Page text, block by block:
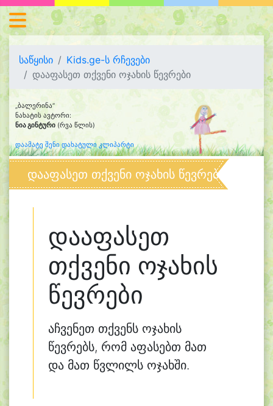
საწყისი
Kids.ge-ს რჩევები
დააფასეთ თქვენი ოჯახის წევრები
„ბალერინა“
ნახატის ავტორი:
ნია გინტური (რვა წლის)
დაამატე შენი დახატული კლიპარტი
დააფასეთ თქვენი ოჯახის წევრები
დააფასეთ
თქვენი ოჯახის
წევრები
აჩვენეთ თქვენს ოჯახის
წევრებს, რომ აფასებთ მათ
და მათ წვლილს ოჯახში.